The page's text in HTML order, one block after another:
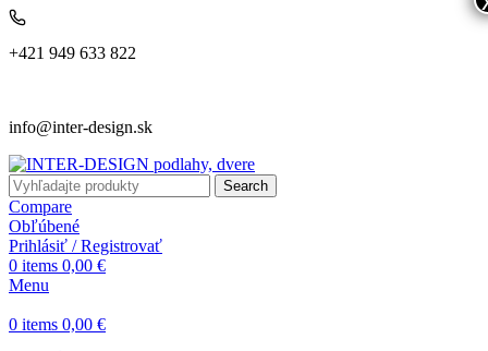
+421 949 633 822
info@inter-design.sk
Search
Compare
Obľúbené
Prihlásiť / Registrovať
0 items 0,00 €
Menu
0 items 0,00 €